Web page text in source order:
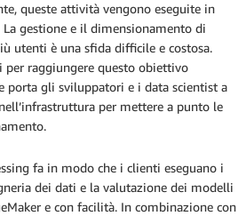
queste attività vengono eseguite in
La gestione e il dimensionamento di
utenti è una sfida difficile e costosa.
per raggiungere questo obiettivo
porta gli sviluppatori e i data scientist a
per mettere a punto le
fa in modo che i clienti eseguano i
dei dati e la valutazione dei modelli
e con facilità. In combinazione con